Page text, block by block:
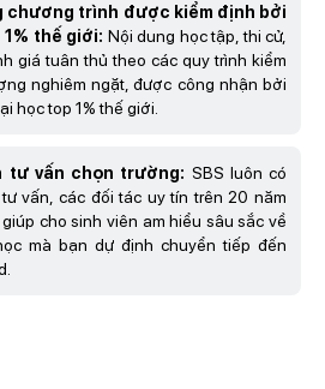
chương trình được kiểm định bởi
thế giới: Nội dung học tập, thi cử,
giá tuân thủ theo các quy trình kiểm
nghiêm ngặt, được công nhận bởi
học top 1% thế giới.
tư vấn chọn trường: SBS luôn có
vấn, các đối tác uy tín trên 20 năm
cho sinh viên am hiểu sâu sắc về
mà bạn dự định chuyển tiếp đến